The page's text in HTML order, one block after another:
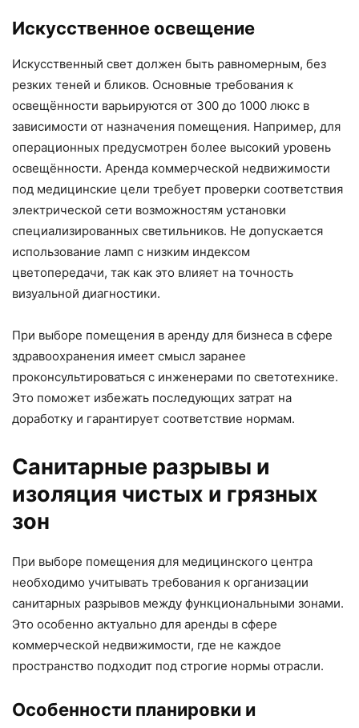
Искусственное освещение
Искусственный свет должен быть равномерным, без
резких теней и бликов. Основные требования к
освещённости варьируются от 300 до 1000 люкс в
зависимости от назначения помещения. Например, для
операционных предусмотрен более высокий уровень
освещённости. Аренда коммерческой недвижимости
под медицинские цели требует проверки соответствия
электрической сети возможностям установки
специализированных светильников. Не допускается
использование ламп с низким индексом
цветопередачи, так как это влияет на точность
визуальной диагностики.
При выборе помещения в аренду для бизнеса в сфере
здравоохранения имеет смысл заранее
проконсультироваться с инженерами по светотехнике.
Это поможет избежать последующих затрат на
доработку и гарантирует соответствие нормам.
Санитарные разрывы и
изоляция чистых и грязных
зон
При выборе помещения для медицинского центра
необходимо учитывать требования к организации
санитарных разрывов между функциональными зонами.
Это особенно актуально для аренды в сфере
коммерческой недвижимости, где не каждое
пространство подходит под строгие нормы отрасли.
Особенности планировки и